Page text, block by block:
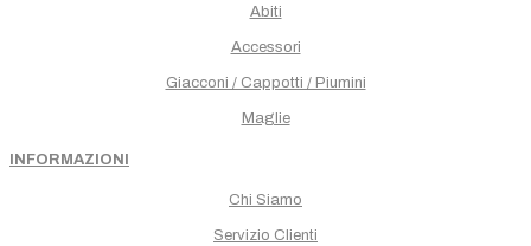
Abiti
Accessori
Giacconi / Cappotti / Piumini
Maglie
INFORMAZIONI
Chi Siamo
Servizio Clienti